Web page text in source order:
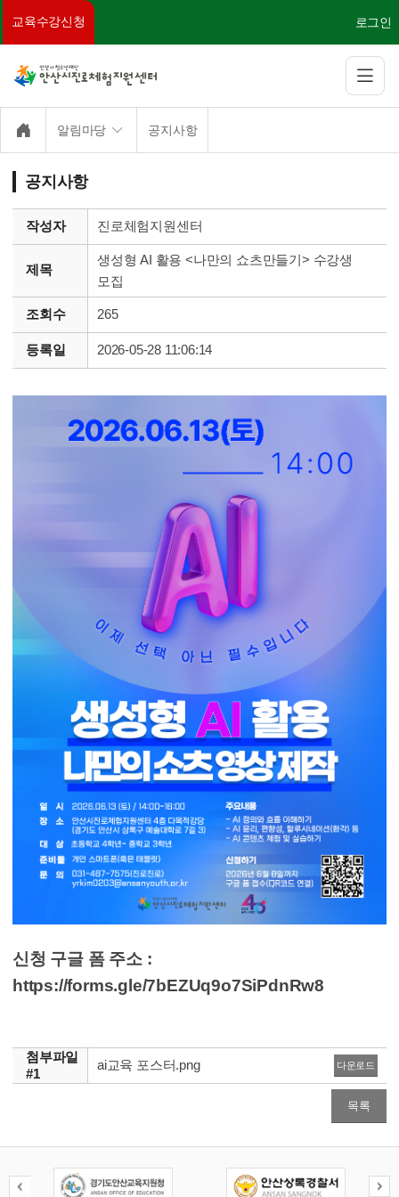
교육수강신청 로그인
알림마당 공지사항
공지사항
주소복사
작성자 진로체험지원센터
제목
생성형 AI 활용 <나만의 쇼츠만들기> 수강생
모집
조회수 265
등록일 2026-05-28 11:06:14
신청 구글 폼 주소 :
https://forms.gle/7bEZUq9o7SiPdnRw8
첨부파일
#1
ai교육 포스터.png 다운로드
목록